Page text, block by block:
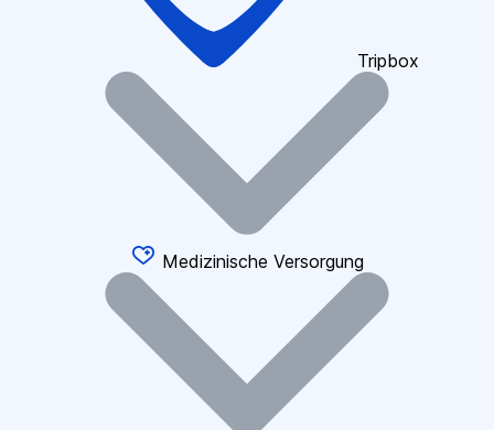
Tripbox
Medizinische Versorgung